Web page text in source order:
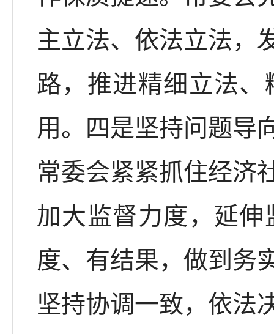
主立法、依法立法，
路，推进精细立法
用。四是坚持问题导
常委会紧紧抓住经济
加大监督力度，延
度、有结果，做到务
坚持协调一致，依法